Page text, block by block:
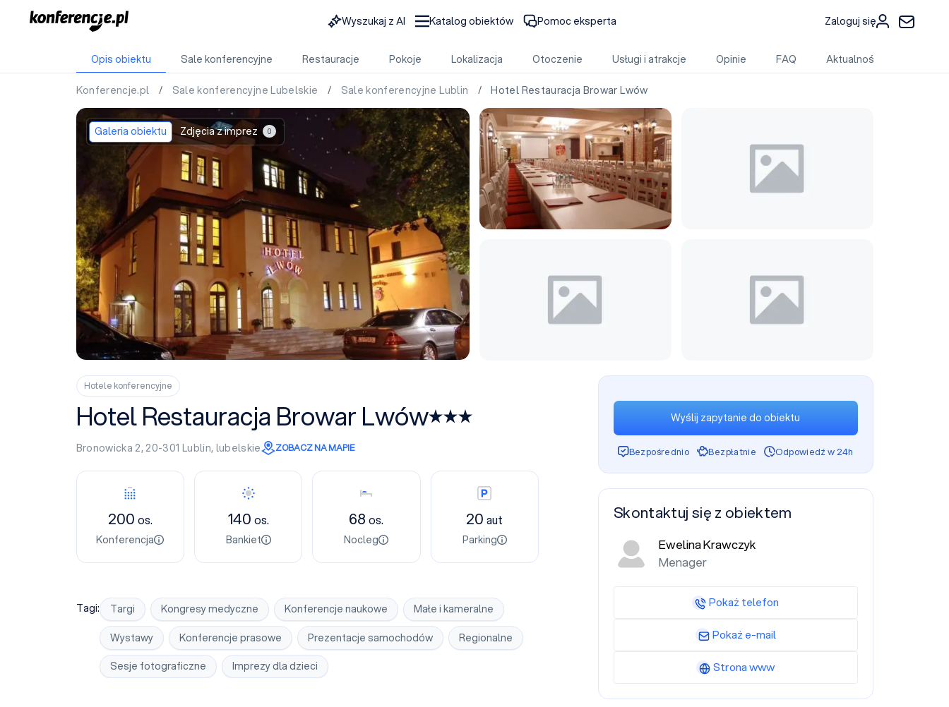
Wyszukaj z AI Katalog obiektów Pomoc eksperta Zaloguj się
Opis obiektu Sale konferencyjne Restauracje Pokoje Lokalizacja Otoczenie Usługi i atrakcje Opinie FAQ Aktualności
Konferencje.pl / Sale konferencyjne Lubelskie / Sale konferencyjne Lublin / Hotel Restauracja Browar Lwów
Galeria obiektu Zdjęcia z imprez 0
Hotele konferencyjne
Hotel Restauracja Browar Lwów
Bronowicka 2, 20-301 Lublin, lubelskie ZOBACZ NA MAPIE
Konferencja
200 os.
Konferencja
Bankiet
140os.
Bankiet
Nocleg
68os.
Nocleg
Parking
20aut
Parking
Tagi: Targi Kongresy medyczne Konferencje naukowe Małe i kameralne
Wystawy Konferencje prasowe Prezentacje samochodów Regionalne
Sesje fotograficzne Imprezy dla dzieci
Wyślij zapytanie do obiektu
Bezpośrednio Bezpłatnie Odpowiedź w 24h
Skontaktuj się z obiektem
Ewelina Krawczyk
Menager
Pokaż telefon
Pokaż e-mail
Strona www